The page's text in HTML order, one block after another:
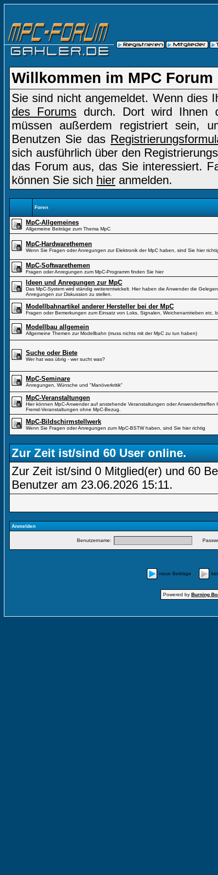
Willkommen im MPC Forum
Sie sind nicht angemeldet. Wenn
des Forums durch. Dort wird Ihnen
müssen außerdem registriert sein,
Benutzen Sie das
sich ausführlich über den
das Forum aus, das Sie interessiert.
können Sie sich hier anmelden.
Foren
MpC-Allgemeines
Allgemeine Beiträge zum Thema MpC
MpC-Hardwarethemen
Wenn Sie Fragen oder Anregungen zur Elektronik der MpC haben, sind Sie hier
MpC-Softwarethemen
Fragen oder Anregungen zum MpC-Programm finden Sie hier
Ideen und Anregungen zur MpC
Das MpC-System wird ständig weiterentwickelt. Hier haben die Anwender die
Anregungen zur Diskussion zu stellen.
Modellbahnartikel anderer Hersteller bei der MpC
Fragen oder Bemerkungen zum Einsatz von Loks, Signalen, Weichenantrieben etc.
Modellbau allgemein
Allgemeine Themen zur Modellbahn (muss nichts mit der MpC zu tun haben)
Suche oder Biete
Wer hat was übrig - wer sucht was?
MpC-Seminare
Anregungen, Wünsche und "Manöverkritik"
MpC-Veranstaltungen
Hier können MpC-Anwender auf anstehende Veranstaltungen oder Anwendertreffen
Fremd-Veranstaltungen ohne MpC-Bezug.
MpC-Bildschirmstellwerk
Wenn Sie Fragen oder Anregungen zum MpC-BSTW haben, sind Sie hier richtig
Zur Zeit ist/sind 60 User online.
Zur Zeit ist/sind 0 Mitglied(er) und 60
Benutzer am 23.06.2026 15:11.
Anmelden
Benutzername:
neue Beiträge
Powered by Burning